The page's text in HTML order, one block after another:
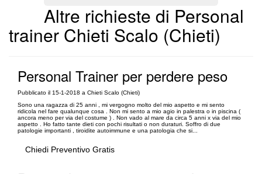
Altre richieste di Personal
trainer Chieti Scalo (Chieti)
Personal Trainer per perdere peso
Pubblicato il 15-1-2018 a Chieti Scalo (Chieti)
Sono una ragazza di 25 anni , mi vergogno molto del mio aspetto e mi sento
ridicola nel fare qualunque cosa . Non mi sento a mio agio in palestra o in piscina (
ancora meno per via del costume ) . Non vado al mare da circa 5 anni x via del mio
aspetto . Ho fatto tante dieti con pochi risultati o non duraturi. Soffro di due
patologie importanti , tiroidite autoimmune e una patologia che si...
Chiedi Preventivo Gratis